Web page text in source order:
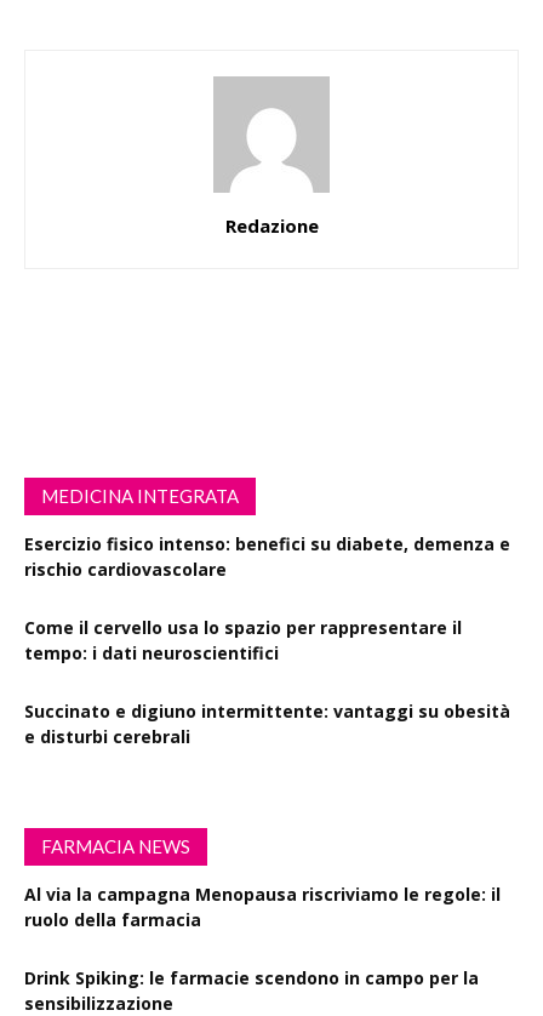
Redazione
MEDICINA INTEGRATA
Esercizio fisico intenso: benefici su diabete, demenza e
rischio cardiovascolare
Come il cervello usa lo spazio per rappresentare il
tempo: i dati neuroscientifici
Succinato e digiuno intermittente: vantaggi su obesità
e disturbi cerebrali
FARMACIA NEWS
Al via la campagna Menopausa riscriviamo le regole: il
ruolo della farmacia
Drink Spiking: le farmacie scendono in campo per la
sensibilizzazione